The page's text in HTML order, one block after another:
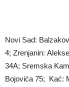
Novi Sad:
4; Zrenjanin:
34A; Sremska
Bojovića 75; Kać: